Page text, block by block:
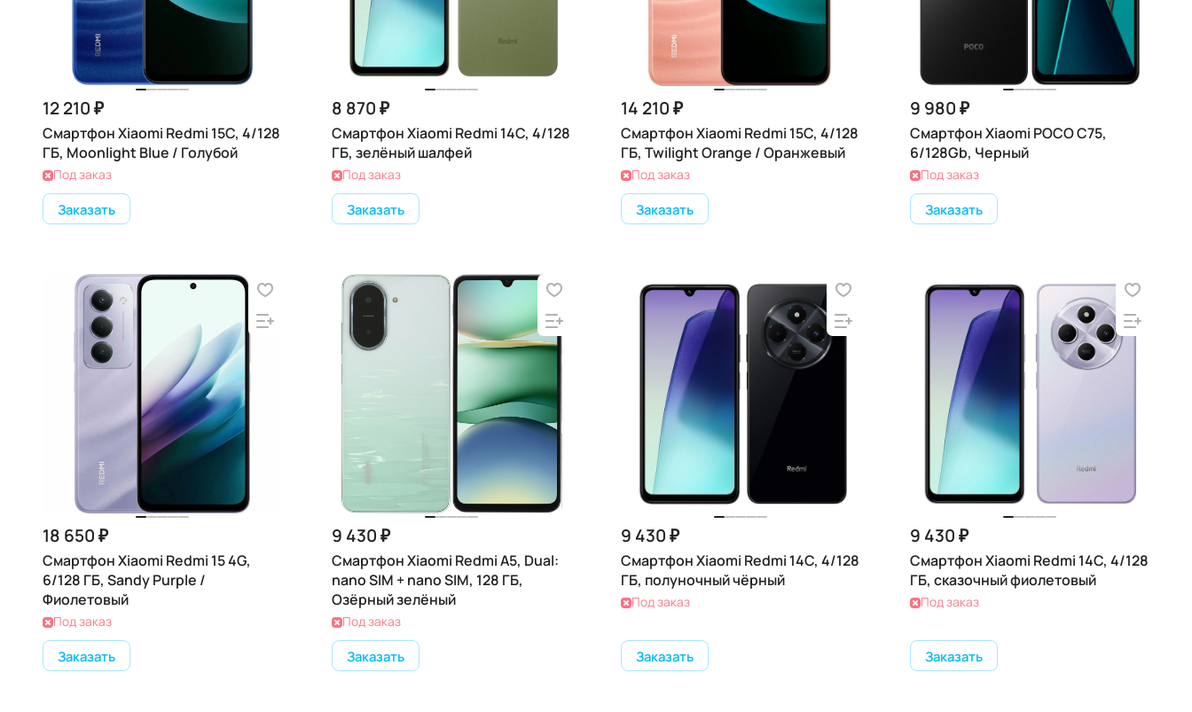
12 210 ₽
Смартфон Xiaomi Redmi 15C, 4/128
ГБ, Moonlight Blue / Голубой
Под заказ
Заказать
8 870 ₽
Смартфон Xiaomi Redmi 14C, 4/128
ГБ, зелёный шалфей
Под заказ
Заказать
14 210 ₽
Смартфон Xiaomi Redmi 15C, 4/128
ГБ, Twilight Orange / Оранжевый
Под заказ
Заказать
9 980 ₽
Смартфон Xiaomi POCO C75,
6/128Gb, Черный
Под заказ
Заказать
18 650 ₽
Смартфон Xiaomi Redmi 15 4G,
6/128 ГБ, Sandy Purple /
Фиолетовый
Под заказ
Заказать
9 430 ₽
Смартфон Xiaomi Redmi A5, Dual:
nano SIM + nano SIM, 128 ГБ,
Озёрный зелёный
Под заказ
Заказать
9 430 ₽
Смартфон Xiaomi Redmi 14C, 4/128
ГБ, полуночный чёрный
Под заказ
Заказать
9 430 ₽
Смартфон Xiaomi Redmi 14C, 4/128
ГБ, сказочный фиолетовый
Под заказ
Заказать